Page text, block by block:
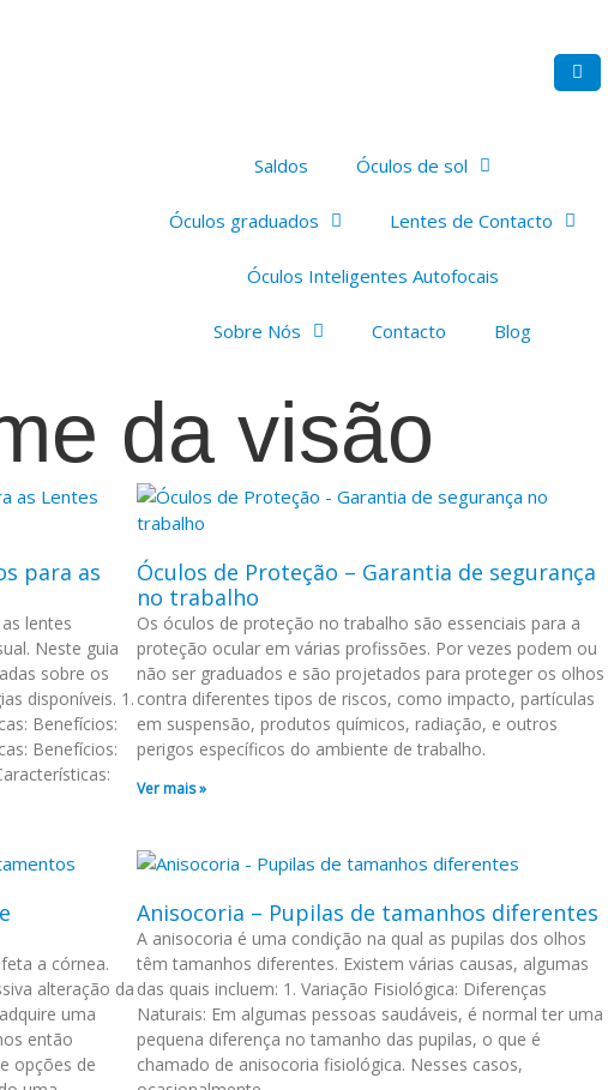
Saldos Óculos de sol
Óculos graduados Lentes de Contacto
Óculos Inteligentes Autofocais
Sobre Nós Contacto Blog
da visão
para as
lentes
Neste guia
sobre os
disponíveis. 1.
Benefícios:
Benefícios:
Óculos de Proteção – Garantia de segurança
no trabalho
Os óculos de proteção no trabalho são essenciais para a
proteção ocular em várias profissões. Por vezes podem ou
não ser graduados e são projetados para proteger os olhos
contra diferentes tipos de riscos, como impacto, partículas
em suspensão, produtos químicos, radiação, e outros
perigos específicos do ambiente de trabalho.
Ver mais »
a córnea.
alteração da
uma
então
opções de
Anisocoria – Pupilas de tamanhos diferentes
A anisocoria é uma condição na qual as pupilas dos olhos
têm tamanhos diferentes. Existem várias causas, algumas
das quais incluem: 1. Variação Fisiológica: Diferenças
Naturais: Em algumas pessoas saudáveis, é normal ter uma
pequena diferença no tamanho das pupilas, o que é
chamado de anisocoria fisiológica. Nesses casos,